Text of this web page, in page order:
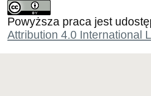
Powyższa praca jest
Attribution 4.0 International